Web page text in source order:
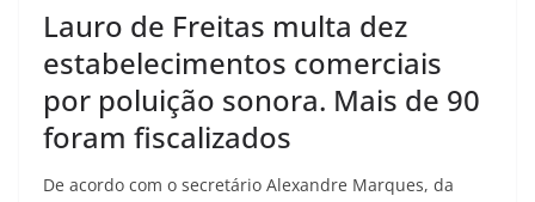
Lauro de Freitas multa dez
estabelecimentos comerciais
por poluição sonora. Mais de 90
foram fiscalizados
De acordo com o secretário Alexandre Marques, da